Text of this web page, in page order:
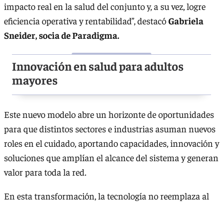
impacto real en la salud del conjunto y, a su vez, logre
eficiencia operativa y rentabilidad”, destacóGabriela
Sneider, socia de Paradigma.
Innovación en salud para adultos
mayores
Este nuevo modelo abre un horizonte de oportunidades
para que distintos sectores e industrias asuman nuevos
roles en el cuidado, aportando capacidades, innovación y
soluciones que amplían el alcance del sistema y generan
valor para toda la red.
En esta transformación, la tecnología no reemplaza al